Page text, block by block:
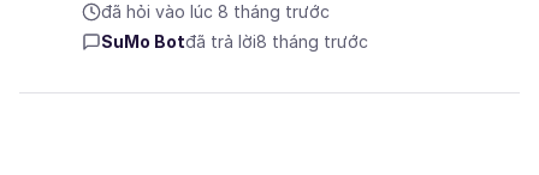
đã hỏi vào lúc 8 tháng trước
SuMo Botđã trả lời8 tháng trước